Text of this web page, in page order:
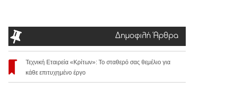
Δημοφιλή Άρθρα
Τεχνική Εταιρεία «Κρίτων»: Το σταθερό σας θεμέλιο για
κάθε επιτυχημένο έργο